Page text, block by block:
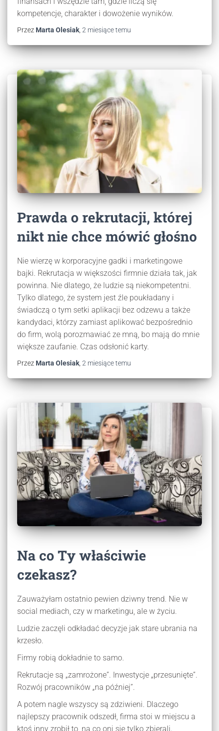
kompetencje, charakter i dowożenie wyników.
Przez Marta Olesiak 2 miesiącetemu
Prawda o rekrutacji, której
nikt nie chce mówić głośno
Nie wierzę w korporacyjne gadki i marketingowe
bajki. Rekrutacja w większości firmnie działa tak, jak
powinna. Nie dlatego, że ludzie są niekompetentni.
Tylko dlatego, że system jest źle poukładany i
świadczą o tym setki aplikacji bez odzewu a także
kandydaci, którzy zamiast aplikować bezpośrednio
do firm, wolą porozmawiać ze mną, bo mają do mnie
większe zaufanie. Czas odsłonić karty.
Przez Marta Olesiak 2 miesiącetemu
Na co Ty właściwie
czekasz?
Zauważyłam ostatnio pewien dziwny trend. Nie w
social mediach, czy w marketingu, ale w życiu.
Ludzie zaczęli odkładać decyzje jak stare ubrania na
krzesło.
Firmy robią dokładnie to samo.
Rekrutacje są „zamrożone”. Inwestycje „przesunięte”.
Rozwój pracowników „na później”.
A potem nagle wszyscy są zdziwieni. Dlaczego
najlepszy pracownik odszedł, firma stoi w miejscu a
ktoś inny zrobił to, na co oni się tylko zbierali.